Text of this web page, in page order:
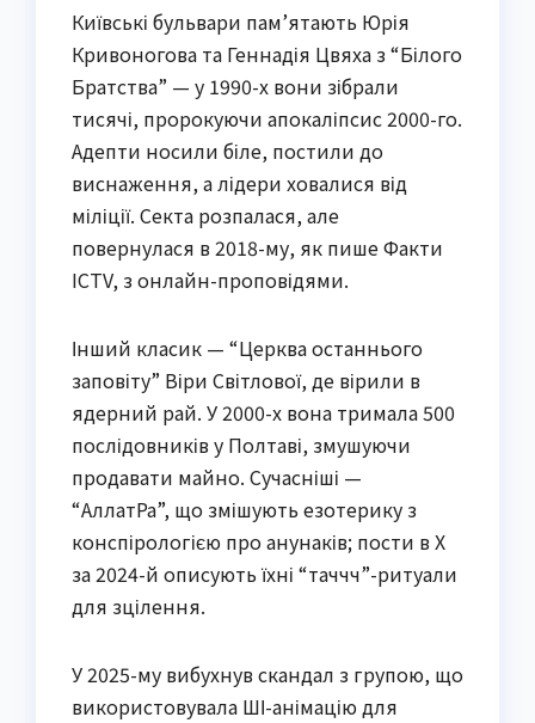
Київські бульвари пам’ятають Юрія
Кривоногова та Геннадія Цвяха з “Білого
Братства” — у 1990-х вони зібрали
тисячі, пророкуючи апокаліпсис 2000-го.
Адепти носили біле, постили до
виснаження, а лідери ховалися від
міліції. Секта розпалася, але
повернулася в 2018-му, як пише Факти
ICTV, з онлайн-проповідями.
Інший класик — “Церква останнього
заповіту” Віри Світлової, де вірили в
ядерний рай. У 2000-х вона тримала 500
послідовників у Полтаві, змушуючи
продавати майно. Сучасніші —
“АллатРа”, що змішують езотерику з
конспірологією про анунаків; пости в X
за 2024-й описують їхні “таччч”-ритуали
для зцілення.
У 2025-му вибухнув скандал з групою, що
використовувала ШІ-анімацію для